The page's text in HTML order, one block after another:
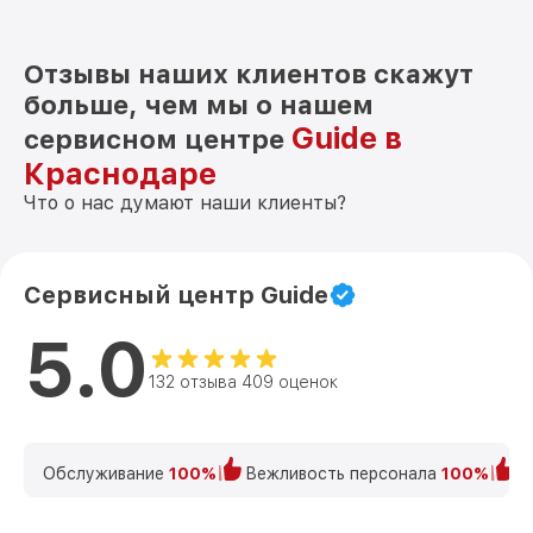
Отзывы наших клиентов скажут
больше, чем мы о нашем
сервисном центре Guide в
Краснодаре
Что о нас думают наши клиенты?
Сервисный центр Guide
5.0 132 отзыва 409 оценок
Обслуживание 100% Вежливость персонала 100%